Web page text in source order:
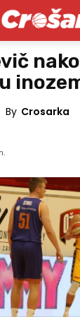
By Crosarka